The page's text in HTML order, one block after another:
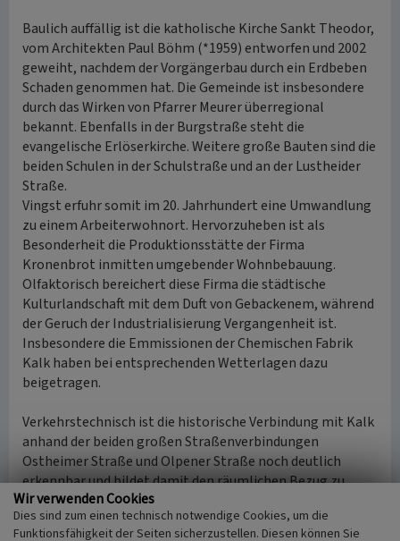
Baulich auffällig ist die katholische Kirche Sankt Theodor,
vom Architekten Paul Böhm (*1959) entworfen und 2002
geweiht, nachdem der Vorgängerbau durch ein Erdbeben
Schaden genommen hat. Die Gemeinde ist insbesondere
durch das Wirken von Pfarrer Meurer überregional
bekannt. Ebenfalls in der Burgstraße steht die
evangelische Erlöserkirche. Weitere große Bauten sind die
beiden Schulen in der Schulstraße und an der Lustheider
Straße.
Vingst erfuhr somit im 20. Jahrhundert eine Umwandlung
zu einem Arbeiterwohnort. Hervorzuheben ist als
Besonderheit die Produktionsstätte der Firma
Kronenbrot inmitten umgebender Wohnbebauung.
Olfaktorisch bereichert diese Firma die städtische
Kulturlandschaft mit dem Duft von Gebackenem, während
der Geruch der Industrialisierung Vergangenheit ist.
Insbesondere die Emmissionen der Chemischen Fabrik
Kalk haben bei entsprechenden Wetterlagen dazu
beigetragen.
Verkehrstechnisch ist die historische Verbindung mit Kalk
anhand der beiden großen Straßenverbindungen
Ostheimer Straße und Olpener Straße noch deutlich
erkennbar und bildet damit den räumlichen Bezug zu
Klöckner-Humboldt-Deutz und zur Chemischen Fabrik
Kalk.
Wir verwenden Cookies
Dies sind zum einen technisch notwendige Cookies, um die
Funktionsfähigkeit der Seiten sicherzustellen. Diesen können Sie